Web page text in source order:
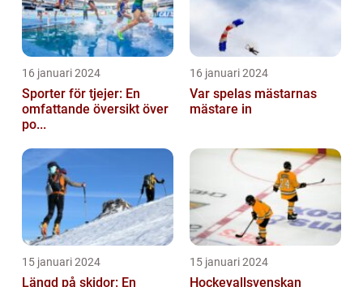
16 januari 2024
Sporter för tjejer: En
omfattande översikt över
po...
16 januari 2024
Var spelas mästarnas
mästare in
15 januari 2024
Längd på skidor: En
15 januari 2024
Hockeyallsvenskan